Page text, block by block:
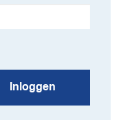
Inloggen